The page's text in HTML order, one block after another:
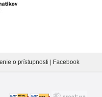
o prístupnosti | Facebook